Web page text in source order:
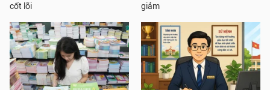
cốt lõi
giảm